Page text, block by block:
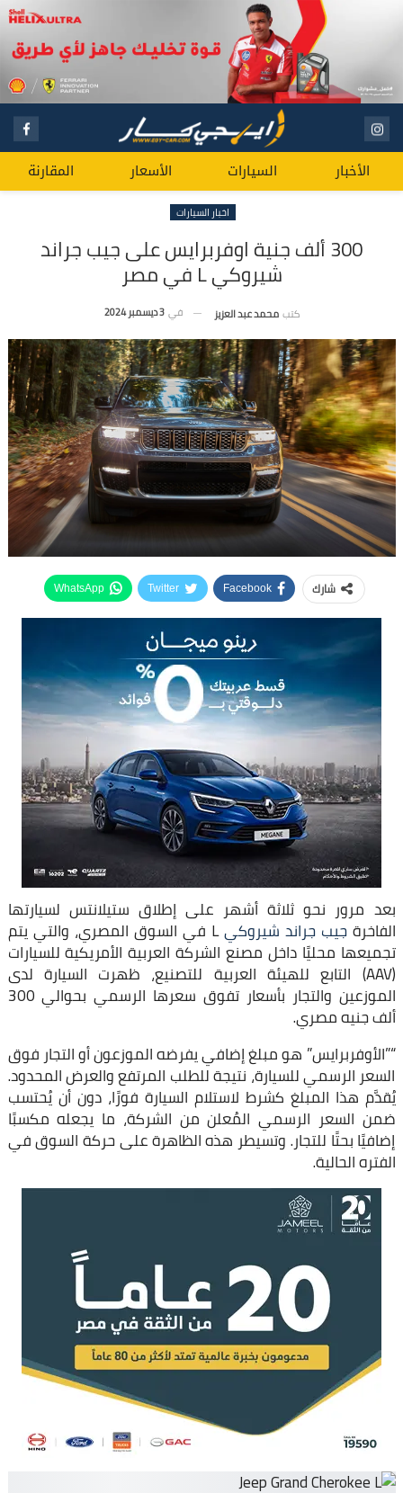
الأخبار السيارات الأسعار المقارنة
اخبار السيارات
300 ألف جنية اوفربرايس على جيب جراند
شيروكي L في مصر
كتب محمد عبد العزيز في 3 ديسمبر 2024
شارك Facebook
Twitter
WhatsApp
بعد مرور نحو ثلاثة أشهر على إطلاق ستيلانتس لسيارتها
الفاخرةجيب جراند شيروكي L في السوق المصري، والتي يتم
تجميعها محليًا داخل مصنع الشركة العربية الأمريكية للسيارات
(AAV) التابع للهيئة العربية للتصنيع، ظهرت السيارة لدى
الموزعين والتجار بأسعار تفوق سعرها الرسمي بحوالي 300
ألف جنيه مصري.
“”الأوفربرايس” هو مبلغ إضافي يفرضه الموزعون أو التجار فوق
السعر الرسمي للسيارة، نتيجة للطلب المرتفع والعرض المحدود.
يُقدَّم هذا المبلغ كشرط لاستلام السيارة فورًا، دون أن يُحتسب
ضمن السعر الرسمي المُعلن من الشركة، ما يجعله مكسبًا
إضافيًا بحتًا للتجار. وتسيطر هذه الظاهرة على حركة السوق في
الفتره الحالية.